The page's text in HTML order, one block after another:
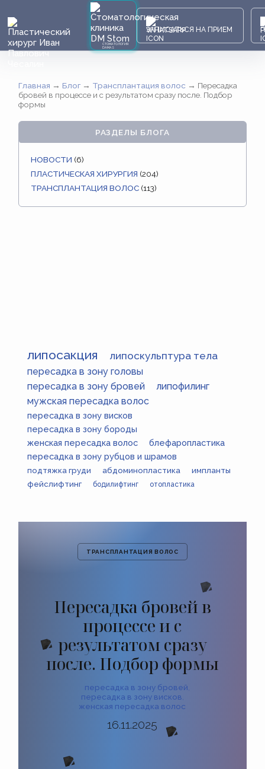
СТОМАТОЛОГИЯ
DAMAS
ЗАПИСАТЬСЯ НА ПРИЕМ
Главная →Блог → Трансплантация волос → Пересадка
бровей в процессе и с результатом сразу после. Подбор
формы
ТРАНСПЛАНТАЦИЯ ВОЛОС
Пересадка бровей в
процессе и с
результатом сразу
после. Подбор формы
пересадка в зону бровей
пересадка в зону висков
женская пересадка волос
16.11.2025
РАЗДЕЛЫ БЛОГА
НОВОСТИ (6)
ПЛАСТИЧЕСКАЯ ХИРУРГИЯ (204)
ТРАНСПЛАНТАЦИЯ ВОЛОС (113)
липосакция липоскульптура тела
пересадка в зону головы
пересадка в зону бровей
липофилинг
мужская пересадка волос
пересадка в зону висков
пересадка в зону бороды
женская пересадка волос
блефаропластика
пересадка в зону рубцов и шрамов
подтяжка груди абдоминопластика
импланты
фейслифтинг
бодилифтинг отопластика